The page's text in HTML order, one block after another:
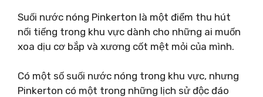
Suối nước nóng Pinkerton là một điểm thu hút
nổi tiếng trong khu vực dành cho những ai muốn
xoa dịu cơ bắp và xương cốt mệt mỏi của mình.
Có một số suối nước nóng trong khu vực, nhưng
Pinkerton có một trong những lịch sử độc đáo